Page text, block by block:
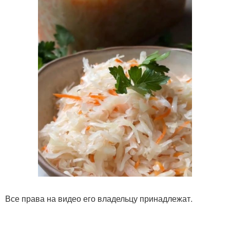
Все права на видео его владельцу принадлежат.